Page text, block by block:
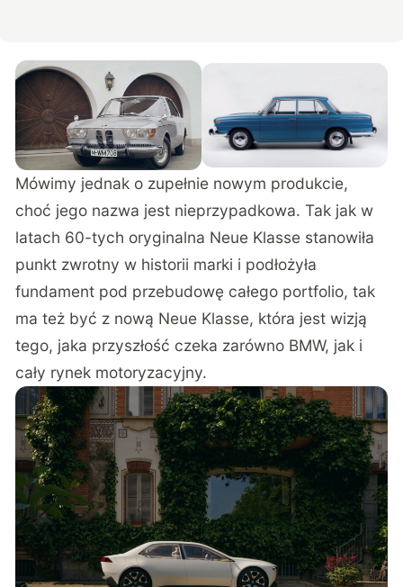
Mówimy jednak o zupełnie nowym produkcie,
choć jego nazwa jest nieprzypadkowa. Tak jak w
latach 60-tych oryginalna Neue Klasse stanowiła
punkt zwrotny w historii marki i podłożyła
fundament pod przebudowę całego portfolio, tak
ma też być z nową Neue Klasse, która jest wizją
tego, jaka przyszłość czeka zarówno BMW, jak i
cały rynek motoryzacyjny.